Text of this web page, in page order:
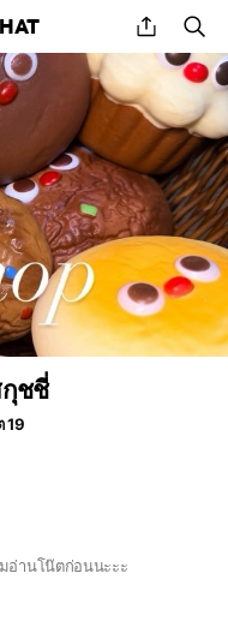
share
กุชชี่
19
อ่านโน๊ตก่อนนะะะ